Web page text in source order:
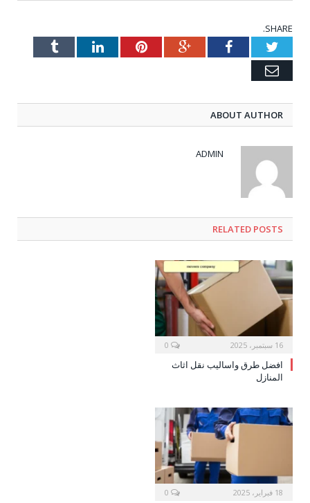
SHARE.
Twitter
Facebook
Google+
Pinterest
LinkedIn
Tumblr
Email
ABOUT AUTHOR
ADMIN
RELATED POSTS
16 سبتمبر، 2025
افضل طرق واساليب نقل اثاث
المنازل
18 فبراير، 2025